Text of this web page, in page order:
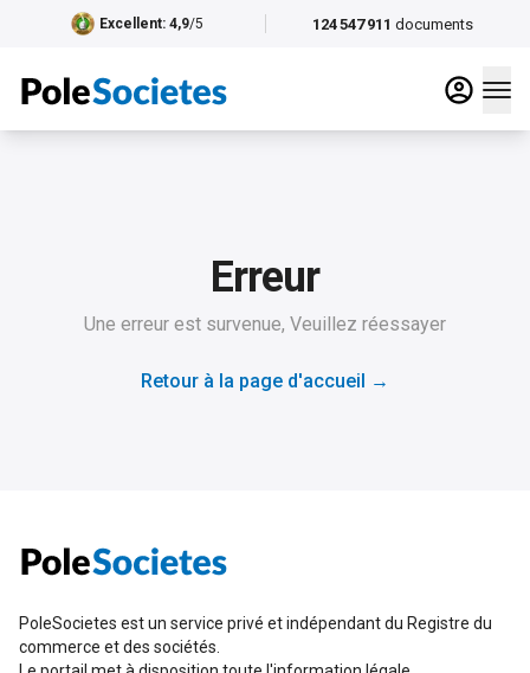
124 547 911 documents
Excellent: 4,9/5
Erreur
Une erreur est survenue, Veuillez réessayer
Retour à la page d'accueil →
PoleSocietes est un service privé et indépendant du Registre du
commerce et des sociétés.